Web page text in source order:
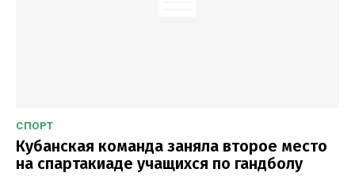
СПОРТ
Кубанская команда заняла второе место
на спартакиаде учащихся по гандболу